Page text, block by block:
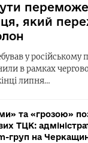
який
у російському
в рамках
липня…
та «грозою»
ТЦК:
груп на